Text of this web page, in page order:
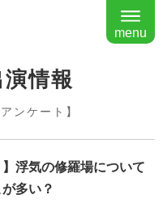
menu
情報
ンケート】
浮気の修羅場について
多い？